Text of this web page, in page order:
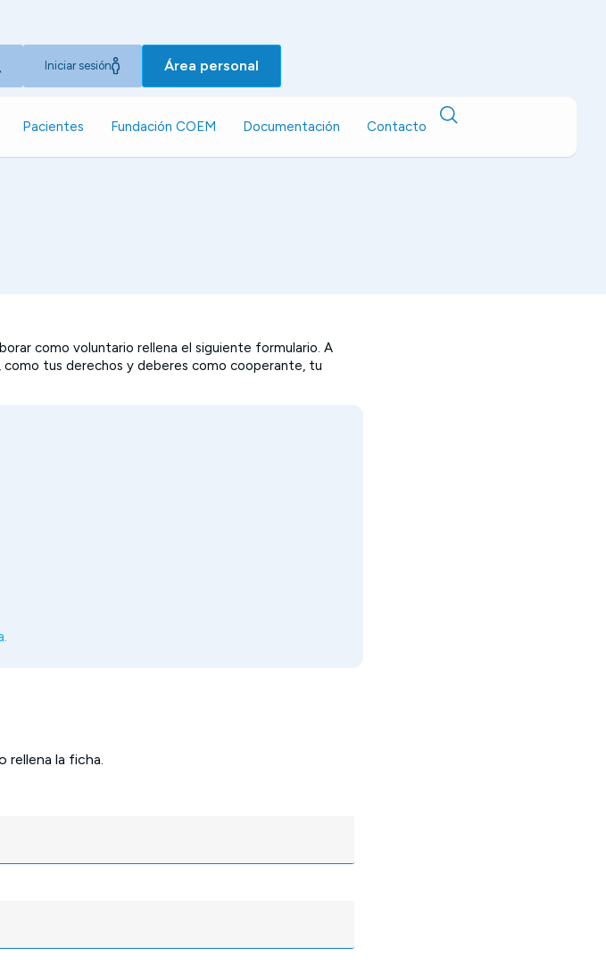
Iniciar sesión Área personal
Pacientes Fundación COEM Documentación Contacto
como voluntario rellena el siguiente formulario. A
tus derechos y deberes como cooperante, tu
rellena la ficha.